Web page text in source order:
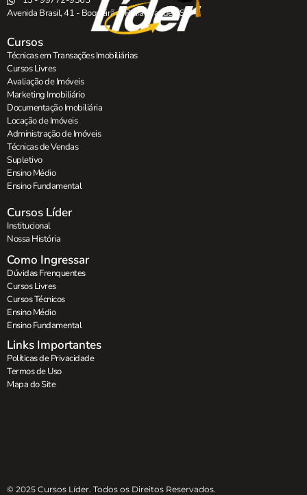
Avenida Brasil, 41 - Boqueirão , Praia Grande - SP.
Cursos
Técnicas em Transações Imobiliárias
Cursos Livres
Avaliação de Imóveis
Marketing Imobiliário
Documentação Imobiliária
Locação de Imóveis
Administração de Imóveis
Técnicas de Vendas
Supletivo
Ensino Médio
Ensino Fundamental
Cursos Líder
Institucional
Nossa História
Como Ingressar
Dúvidas Frenquentes
Cursos Livres
Cursos Técnicos
Ensino Médio
Ensino Fundamental
Links Importantes
Políticas de Privacidade
Termos de Uso
Mapa do Site
© 2025 Cursos Líder. Todos os Direitos Reservados.